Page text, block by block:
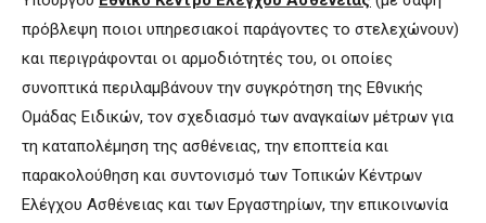
πρόβλεψη ποιοι υπηρεσιακοί παράγοντες το στελεχώνουν)
και περιγράφονται οι αρμοδιότητές του, οι οποίες
συνοπτικά περιλαμβάνουν την συγκρότηση της Εθνικής
Ομάδας Ειδικών, τον σχεδιασμό των αναγκαίων μέτρων για
τη καταπολέμηση της ασθένειας, την εποπτεία και
παρακολούθηση και συντονισμό των Τοπικών Κέντρων
Ελέγχου Ασθένειας και των Εργαστηρίων, την επικοινωνία